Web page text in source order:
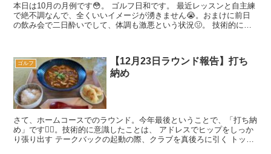
本日は10月の月例です😳。 ゴルフ日和です。 最近レッスンと自主練
で絶不調なんで、全くいいイメージが湧きません😭。おまけに前日
の飲み会で二日酔いでして、体調も激悪という状況🤢。 技術的に意
ゴルフ
【12月23日ラウンド報告】打ち
納め
さて、ホームコースでのラウンド。今年最後ということで、「打ち納
め」です🏌️‍♂️。技術的に意識したことは、 アドレスでヒップをしっか
り張り出す テークバックの起動の際、クラブを真後ろに引く トップ